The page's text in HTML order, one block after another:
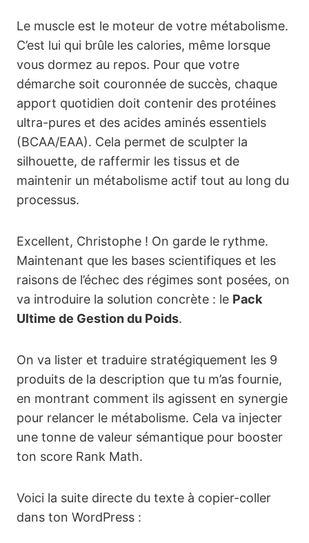
Le muscle est le moteur de votre métabolisme.
C’est lui qui brûle les calories, même lorsque
vous dormez au repos. Pour que votre
démarche soit couronnée de succès, chaque
apport quotidien doit contenir des protéines
ultra-pures et des acides aminés essentiels
(BCAA/EAA). Cela permet de sculpter la
silhouette, de raffermir les tissus et de
maintenir un métabolisme actif tout au long du
processus.
Excellent, Christophe ! On garde le rythme.
Maintenant que les bases scientifiques et les
raisons de l’échec des régimes sont posées, on
va introduire la solution concrète : le Pack
Ultime de Gestion du Poids.
On va lister et traduire stratégiquement les 9
produits de la description que tu m’as fournie,
en montrant comment ils agissent en synergie
pour relancer le métabolisme. Cela va injecter
une tonne de valeur sémantique pour booster
ton score Rank Math.
Voici la suite directe du texte à copier-coller
dans ton WordPress :